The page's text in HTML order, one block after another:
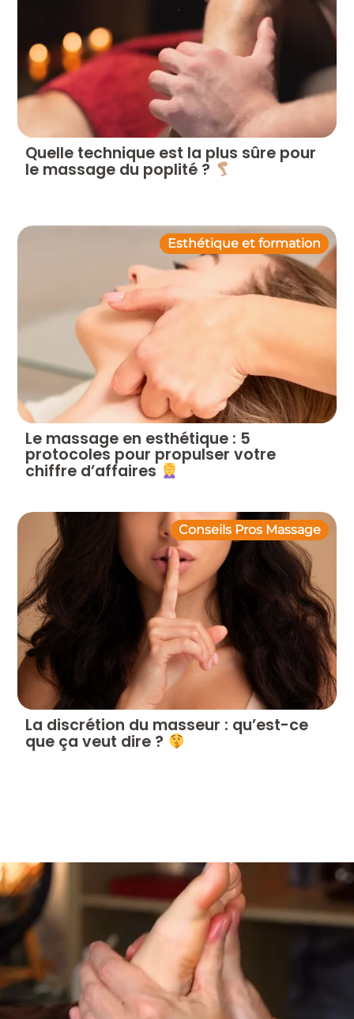
Quelle technique est la plus sûre pour
le massage du poplité ?
Esthétique et formation
Le massage en esthétique : 5
protocoles pour propulser votre
chiffre d’affaires
Conseils Pros Massage
La discrétion du masseur : qu’est-ce
que ça veut dire ?